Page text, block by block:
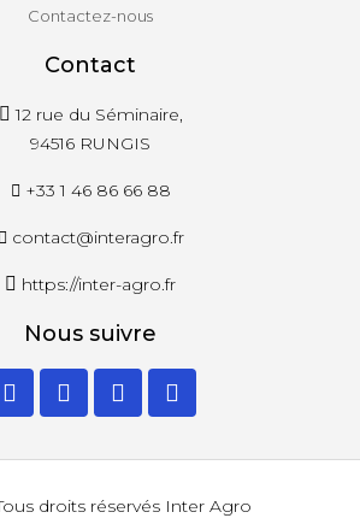
Contactez-nous
Contact
12 rue du Séminaire,
94516 RUNGIS
+33 1 46 86 66 88
contact@interagro.fr
https://inter-agro.fr
Nous suivre
droits réservés Inter Agro